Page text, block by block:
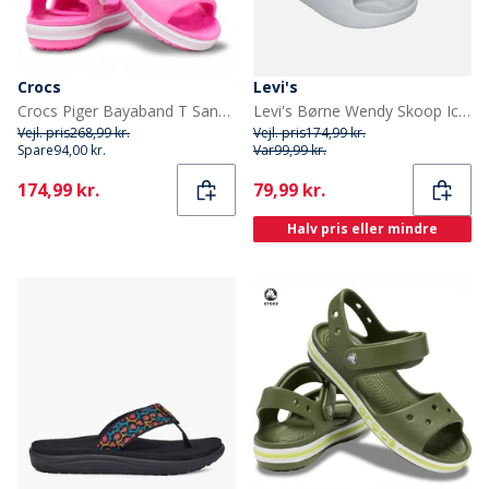
Crocs
Crocs Piger Bayaband T Sandal Electric Pink
Vejl. pris268,99 kr.
Spare94,00 kr.
Current
174,99 kr.
Levi's
Levi's Børne Wendy Skoop Ice 0030
Vejl. pris174,99 kr.
Var99,99 kr.
Current
79,99 kr.
Halv pris eller mindre